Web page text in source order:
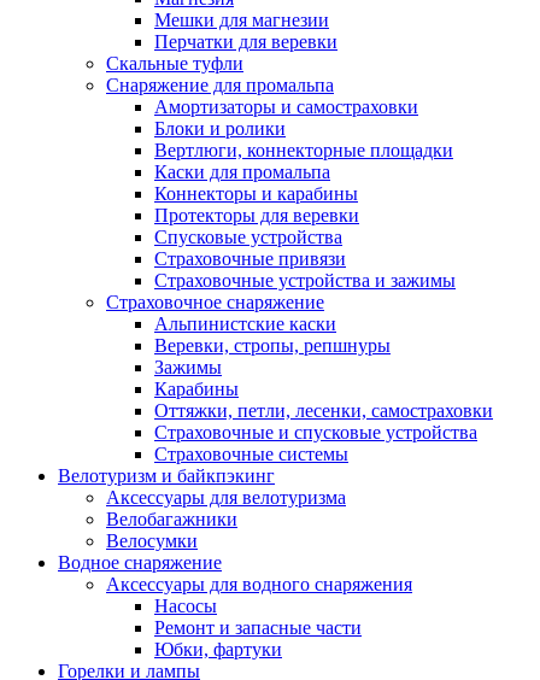
Мешки для магнезии
Перчатки для веревки
Скальные туфли
Снаряжение для промальпа
Амортизаторы и самостраховки
Блоки и ролики
Вертлюги, коннекторные площадки
Каски для промальпа
Коннекторы и карабины
Протекторы для веревки
Спусковые устройства
Страховочные привязи
Страховочные устройства и зажимы
Страховочное снаряжение
Альпинистские каски
Веревки, стропы, репшнуры
Зажимы
Карабины
Оттяжки, петли, лесенки, самостраховки
Страховочные и спусковые устройства
Страховочные системы
Велотуризм и байкпэкинг
Аксессуары для велотуризма
Велобагажники
Велосумки
Водное снаряжение
Аксессуары для водного снаряжения
Насосы
Ремонт и запасные части
Юбки, фартуки
Горелки и лампы